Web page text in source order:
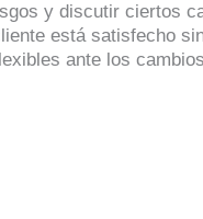
y discutir ciertos
está satisfecho
ante los